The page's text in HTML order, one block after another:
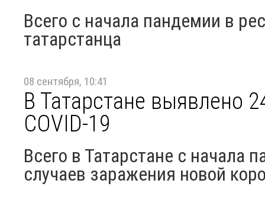
Всего с начала пандемии в
татарстанца
08 сентября, 10:41
В Татарстане выявлено
COVID-19
Всего в Татарстане с начала
случаев заражения новой